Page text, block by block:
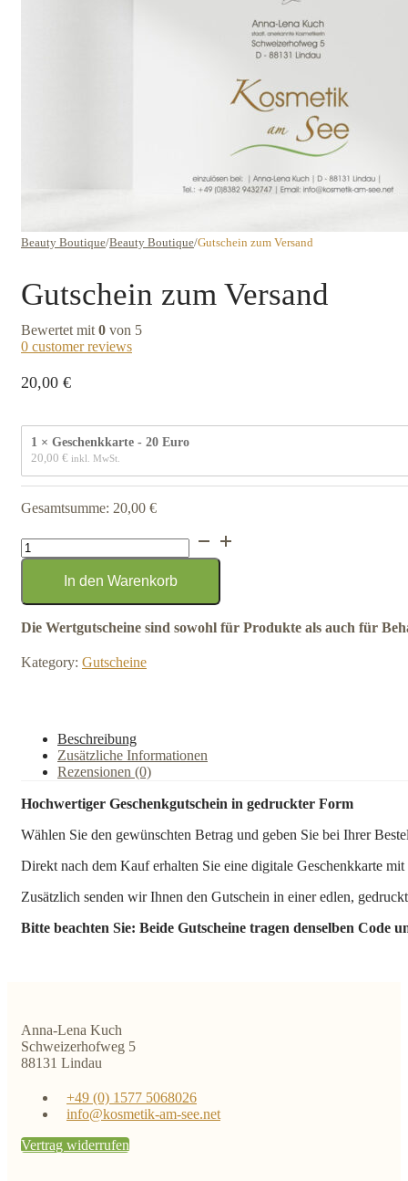
Beauty Boutique/Beauty Boutique/Gutschein zum Versand
Gutschein zum Versand
Bewertet mit 0 von 5
0 customer reviews
20,00 €
1 × Geschenkkarte - 20 Euro
20,00 € inkl. MwSt.
Gesamtsumme: 20,00 €
Gutschein
zum
In den Warenkorb
Die Wertgutscheine sind sowohl für Produkte als auch für
Kategory: Gutscheine
Beschreibung
Zusätzliche Informationen
Rezensionen (0)
Hochwertiger Geschenkgutschein in gedruckter Form
Wählen Sie den gewünschten Betrag und geben Sie bei Ihrer
Direkt nach dem Kauf erhalten Sie eine digitale Geschenkkarte
Zusätzlich senden wir Ihnen den Gutschein in einer edlen,
Bitte beachten Sie: Beide Gutscheine tragen denselben Code
Anna-Lena Kuch
Schweizerhofweg 5
88131 Lindau
+49 (0) 1577 5068026
info@kosmetik-am-see.net
Vertrag widerrufen